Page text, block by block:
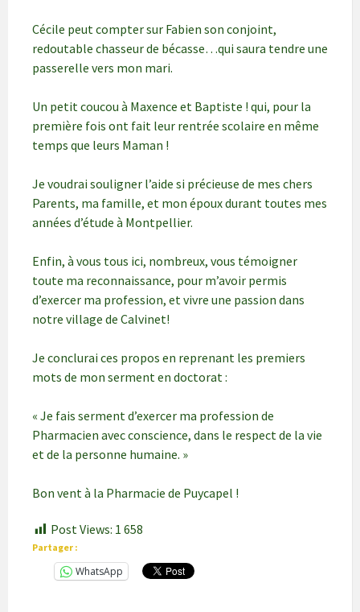
Cécile peut compter sur Fabien son conjoint,
redoutable chasseur de bécasse…qui saura tendre une
passerelle vers mon mari.
Un petit coucou à Maxence et Baptiste ! qui, pour la
première fois ont fait leur rentrée scolaire en même
temps que leurs Maman !
Je voudrai souligner l’aide si précieuse de mes chers
Parents, ma famille, et mon époux durant toutes mes
années d’étude à Montpellier.
Enfin, à vous tous ici, nombreux, vous témoigner
toute ma reconnaissance, pour m’avoir permis
d’exercer ma profession, et vivre une passion dans
notre village de Calvinet!
Je conclurai ces propos en reprenant les premiers
mots de mon serment en doctorat :
« Je fais serment d’exercer ma profession de
Pharmacien avec conscience, dans le respect de la vie
et de la personne humaine. »
Bon vent à la Pharmacie de Puycapel !
Post Views: 1 658
Partager :
WhatsApp